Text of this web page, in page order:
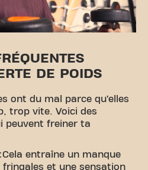
DE POIDS
ont du mal parce qu’elles
trop vite. Voici des
peuvent freiner ta
Cela entraîne un manque
fringales et une sensation